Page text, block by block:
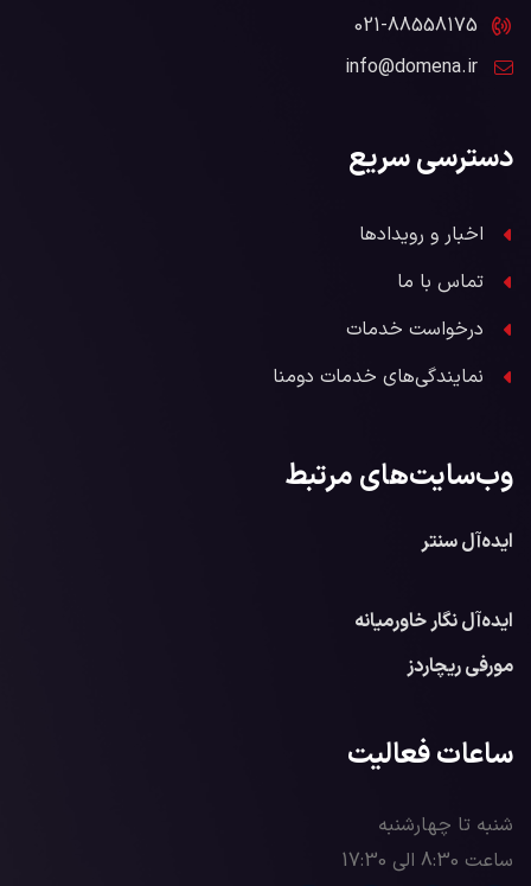
021-88558175
info@domena.ir
دسترسی سریع
اخبار و رویدادها
تماس با ما
درخواست خدمات
نمایندگی‌های خدمات دومنا
وب‌سایت‌های مرتبط
ایده‌آل سنتر
ایده‌آل نگار خاورمیانه
مورفی ریچاردز
ساعات فعالیت
شنبه تا چهارشنبه
ساعت 8:30 الی 17:30